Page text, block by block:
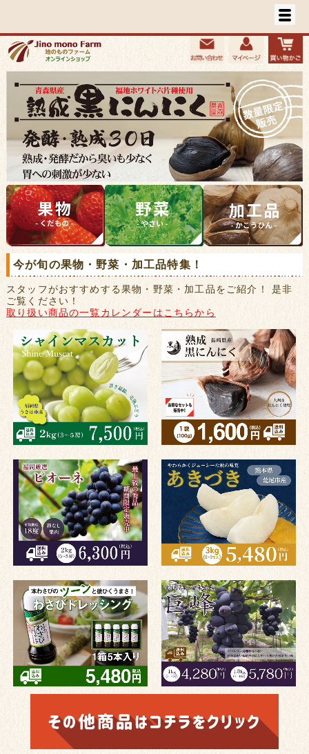
今が旬の果物・野菜・加工品特集！
スタッフがおすすめする果物・野菜・加工品をご紹介！ 是非
ご覧ください！
取り扱い商品の一覧カレンダーはこちらから